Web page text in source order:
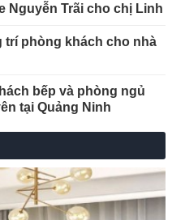
Nguyễn Trãi cho chị Linh
trí phòng khách cho nhà
bếp và phòng ngủ
tại Quảng Ninh